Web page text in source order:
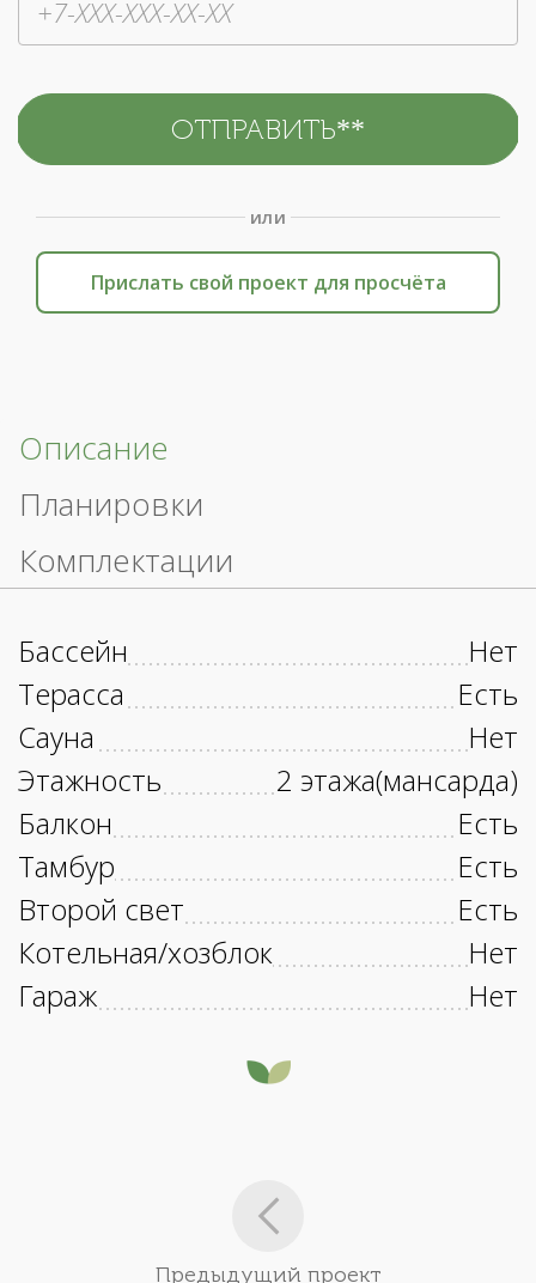
или
Прислать свой проект для просчёта
Описание
Планировки
Комплектации
Бассейн
Нет
Терасса
Есть
Сауна
Нет
Этажность
2 этажа(мансарда)
Балкон
Есть
Тамбур
Есть
Второй свет
Есть
Котельная/хозблок
Нет
Гараж
Нет
Предыдущий проект